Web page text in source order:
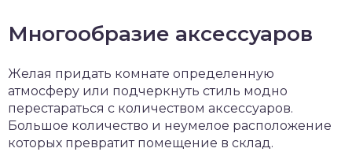
Многообразие аксессуаров
Желая придать комнате определенную
атмосферу или подчеркнуть стиль модно
перестараться с количеством аксессуаров.
Большое количество и неумелое расположение
которых превратит помещение в склад.